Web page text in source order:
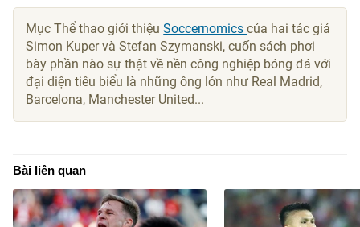
Mục Thể thao giới thiệuSoccernomicscủa hai tác giả
Simon Kuper và Stefan Szymanski, cuốn sách phơi
bày phần nào sự thật về nền công nghiệp bóng đá với
đại diện tiêu biểu là những ông lớn như Real Madrid,
Barcelona, Manchester United...
Bài liên quan